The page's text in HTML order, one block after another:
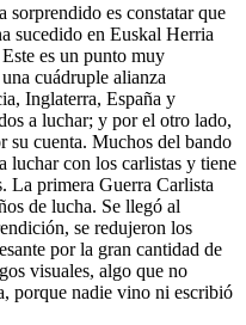
sorprendido es constatar que
sucedido en Euskal Herria
es un punto muy
cuádruple alianza
Inglaterra, España y
a luchar; y por el otro lado,
su cuenta. Muchos del bando
luchar con los carlistas y tiene
La primera Guerra Carlista
de lucha. Se llegó al
se redujeron los
por la gran cantidad de
visuales, algo que no
porque nadie vino ni escribió